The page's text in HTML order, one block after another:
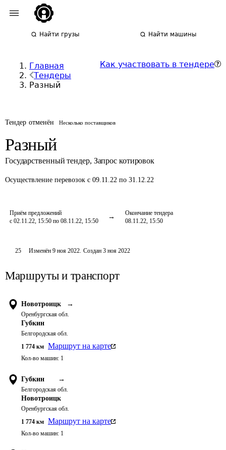
Найти грузы Найти машины
Главная
Тендеры
Разный
Как участвовать в тендере
Тендер отменён Несколько поставщиков
Разный
Государственный тендер, Запрос котировок
Осуществление перевозок с 09.11.22 по 31.12.22
Приём предложений
с 02.11.22, 15:50 по 08.11.22, 15:50
Окончание тендера
08.11.22, 15:50
25 Изменён9 ноя 2022. Создан 3 ноя 2022
Маршруты и транспорт
Новотроицк →
Оренбургская обл.
Губкин
Белгородская обл.
1 774 км Маршрут на карте
Кол-во машин: 1
Губкин →
Белгородская обл.
Новотроицк
Оренбургская обл.
1 774 км Маршрут на карте
Кол-во машин: 1